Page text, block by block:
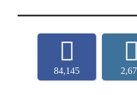
84,145